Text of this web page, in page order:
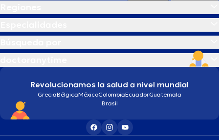
Revolucionamos la salud a nivel mundial
GreciaBélgicaMéxicoColombiaEcuadorGuatemala
Brasil